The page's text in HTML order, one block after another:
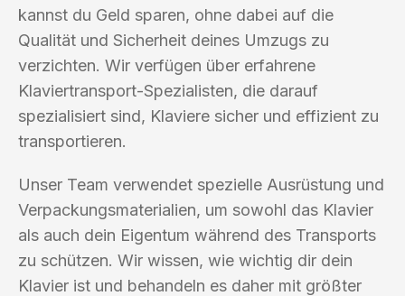
kannst du Geld sparen, ohne dabei auf die
Qualität und Sicherheit deines Umzugs zu
verzichten. Wir verfügen über erfahrene
Klaviertransport-Spezialisten, die darauf
spezialisiert sind, Klaviere sicher und effizient zu
transportieren.
Unser Team verwendet spezielle Ausrüstung und
Verpackungsmaterialien, um sowohl das Klavier
als auch dein Eigentum während des Transports
zu schützen. Wir wissen, wie wichtig dir dein
Klavier ist und behandeln es daher mit größter